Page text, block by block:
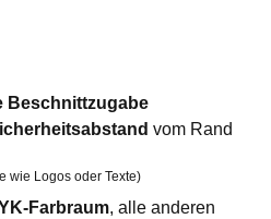
Beschnittzugabe
vom Rand
wie Logos oder Texte)
Farbraum, alle anderen